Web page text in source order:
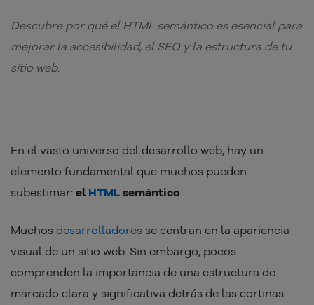
Descubre por qué el HTML semántico es esencial para
mejorar la accesibilidad, el SEO y la estructura de tu
sitio web.
En el vasto universo del desarrollo web, hay un
elemento fundamental que muchos pueden
subestimar: el HTML semántico
Muchos desarrolladores se centran en la apariencia
visual de un sitio web. Sin embargo, pocos
comprenden la importancia de una estructura de
marcado clara y significativa detrás de las cortinas.